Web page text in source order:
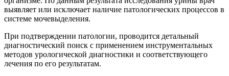
выявляет или исключает наличие патологических процессов в
системе мочевыделения.
При подтверждении патологии, проводится детальный
диагностический поиск с применением инструментальных
методов урологической диагностики и соответствующего
лечения по его результатам.